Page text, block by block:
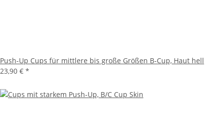
Push-Up Cups für mittlere bis große Größen B-Cup, Haut hell
23,90 € *